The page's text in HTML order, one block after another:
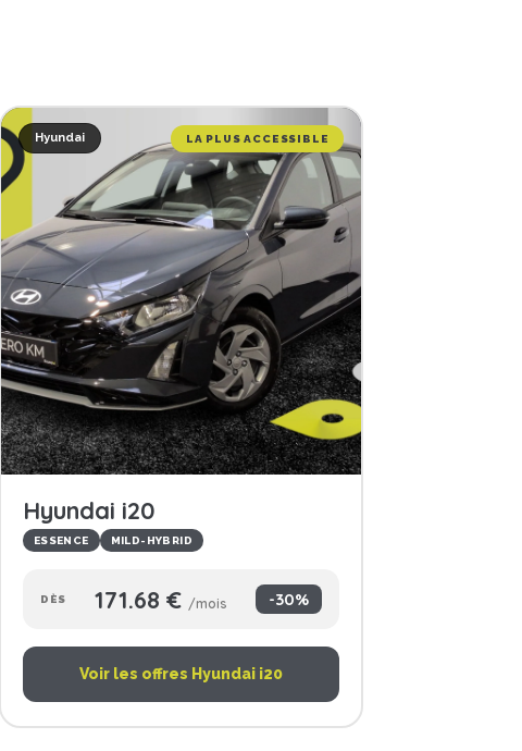
LA PLUS ACCESSIBLE
Hyundai
Hyundai i20
ESSENCE MILD-HYBRID
DÈS 171.68 € /mois -30%
Voir les offres Hyundai i20